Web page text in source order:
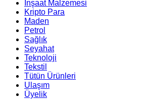
İnşaat Malzemesi
Kripto Para
Maden
Petrol
Sağlık
Seyahat
Teknoloji
Tekstil
Tütün Ürünleri
Ulaşım
Üyelik